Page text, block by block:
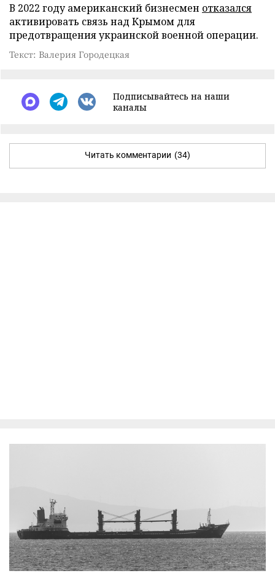
В 2022 году американский бизнесмен отказался
активировать связь над Крымом для
предотвращения украинской военной операции.
Текст: Валерия Городецкая
Подписывайтесь на наши
каналы
Читать комментарии (34)